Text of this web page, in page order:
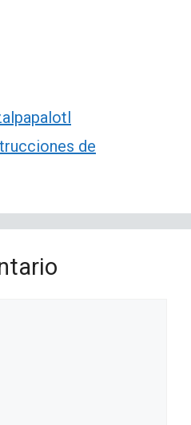
de